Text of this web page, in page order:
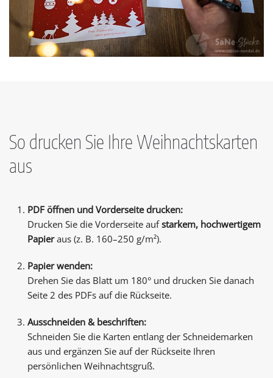
So drucken Sie Ihre Weihnachtskarten
aus
PDF öffnen und Vorderseite drucken:
Drucken Sie die Vorderseite aufstarkem, hochwertigem
Papieraus (z. B. 160–250 g/m²).
Papier wenden:
Drehen Sie das Blatt um 180° und drucken Sie danach
Seite 2 des PDFs auf die Rückseite.
Ausschneiden & beschriften:
Schneiden Sie die Karten entlang der Schneidemarken
aus und ergänzen Sie auf der Rückseite Ihren
persönlichen Weihnachtsgruß.